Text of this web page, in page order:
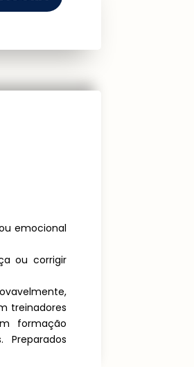
emocional
ou corrigir
treinadores
formação
Preparados